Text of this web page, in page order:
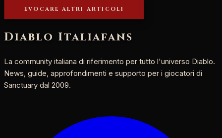
EVOCARE ALTRI ARTICOLI
Diablo Italiafans
La community italiana di riferimento per tutto l'universo Diablo.
News, guide, approfondimenti e supporto per i giocatori di
Sanctuary dal 2009.